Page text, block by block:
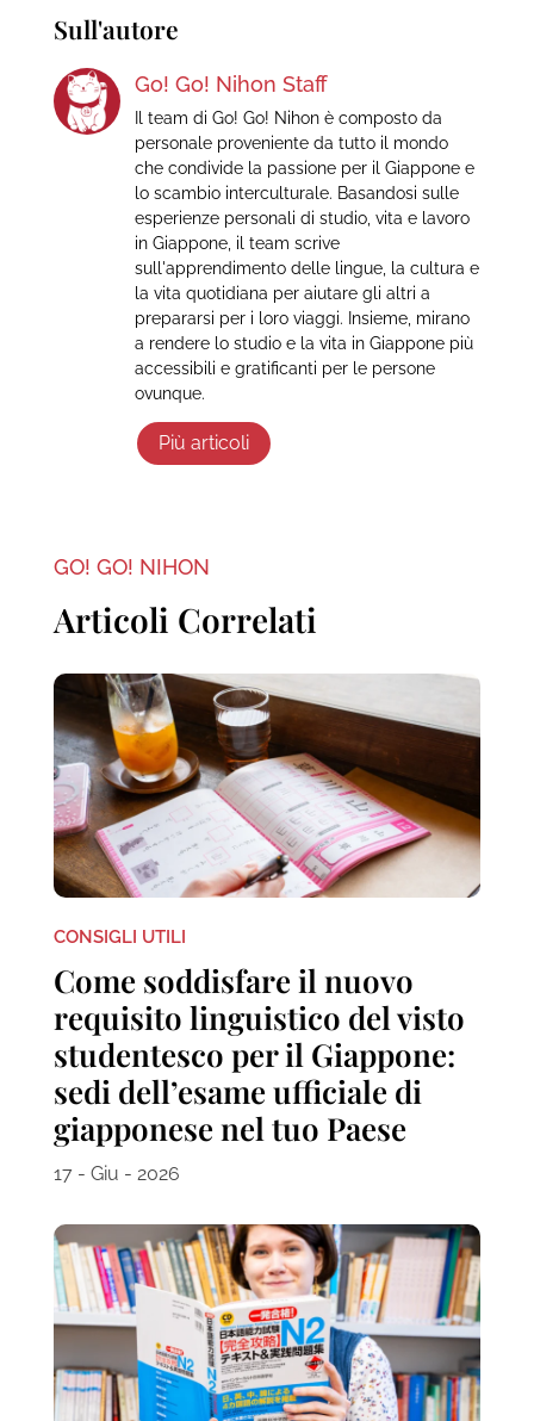
Sull'autore
Go! Go! Nihon Staff
Il team di Go! Go! Nihon è composto da
personale proveniente da tutto il mondo
che condivide la passione per il Giappone e
lo scambio interculturale. Basandosi sulle
esperienze personali di studio, vita e lavoro
in Giappone, il team scrive
sull'apprendimento delle lingue, la cultura e
la vita quotidiana per aiutare gli altri a
prepararsi per i loro viaggi. Insieme, mirano
a rendere lo studio e la vita in Giappone più
accessibili e gratificanti per le persone
ovunque.
Più articoli
GO! GO! NIHON
Articoli Correlati
CONSIGLI UTILI
Come soddisfare il nuovo
requisito linguistico del visto
studentesco per il Giappone:
sedi dell’esame ufficiale di
giapponese nel tuo Paese
17 - Giu - 2026